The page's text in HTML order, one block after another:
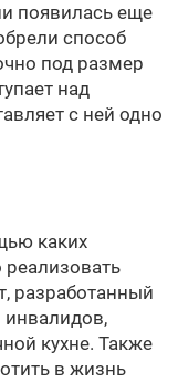
появилась еще
способ
под размер
над
с ней одно
каких
разработанный
кухне. Также
в жизнь